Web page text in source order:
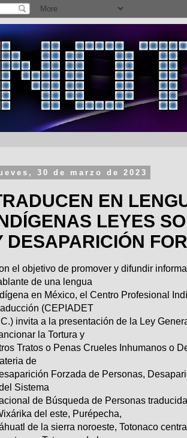
30 de marzo de 2023
EN
LEYES
DESAPARICIÓN
el objetivo de promover y difundir
de una lengua
en México, el Centro Profesional
(CEPIADET
invita a la presentación de la Ley
la Tortura y
Tratos o Penas Crueles Inhumanos o
de
Forzada de Personas,
Sistema
de Búsqueda de Personas
del este, Purépecha,
de la sierra noroeste, Totonaco